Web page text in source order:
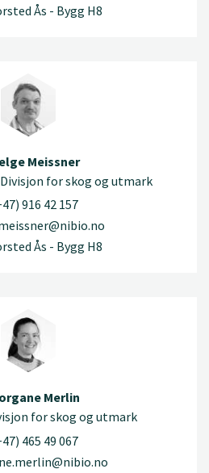
Ås - Bygg H8
Meissner
for skog og utmark
916 42 157
Ås - Bygg H8
Merlin
for skog og utmark
465 49 067